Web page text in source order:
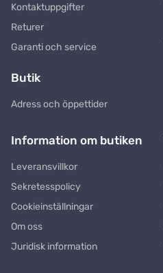
Kontaktuppgifter
Returer
Garanti och service
Butik
Adress och öppettider
Information om butiken
Leveransvillkor
Sekretesspolicy
Cookieinställningar
Om oss
Juridisk information